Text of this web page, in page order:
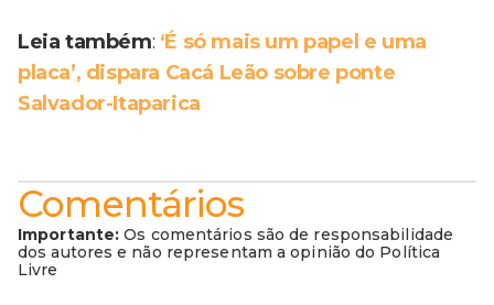
Leia também: ‘É só mais um papel e uma
placa’, dispara Cacá Leão sobre ponte
Salvador-Itaparica
Comentários
Importante: Os comentários são de responsabilidade
dos autores e não representam a opinião do Política
Livre